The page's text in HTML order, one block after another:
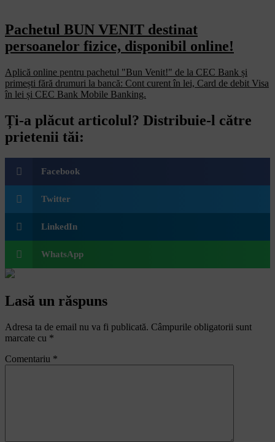
Pachetul BUN VENIT destinat
persoanelor fizice, disponibil online!
Aplică online pentru pachetul "Bun Venit!" de la CEC Bank și
primești fără drumuri la bancă: Cont curent în lei, Card de debit Visa
în lei și CEC Bank Mobile Banking.​
Ți-a plăcut articolul? Distribuie-l către
prietenii tăi:
Facebook
Twitter
LinkedIn
WhatsApp
Lasă un răspuns
Adresa ta de email nu va fi publicată. Câmpurile obligatorii sunt
marcate cu *
Comentariu *